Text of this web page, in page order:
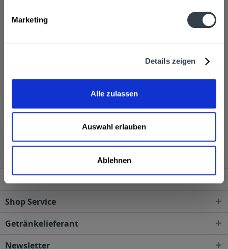
Marketing
Details zeigen
Alle zulassen
Auswahl erlauben
Ablehnen
12% und 13%. Vertrieben wird der Wein in klassischen
Elena Walch zu, wenn Sie über unseren Online-Shop
bestellen.
Weingut Elena Walch wird in den folgenden
Regionen, Städten, Orten und Postleitzahl-Gebieten
geliefert
Service Hotline
Shop Service
Getränkelieferant
Newsletter